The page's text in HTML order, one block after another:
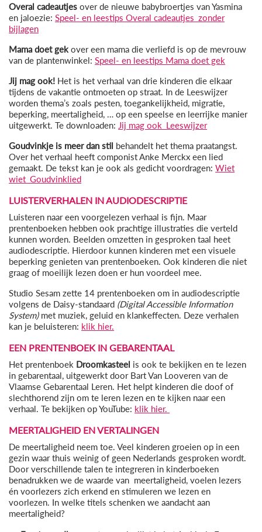
Overal cadeautjes over de nieuwe babybroertjes van Yasmina
en jaloezie: Speel- en leestips Overal cadeautjes_zonder
bijlagen
Mama doet gek over een mama die verliefd is op de mevrouw
van de plantenwinkel: Speel- en leestips Mama doet gek
Jij mag ook! Het is het verhaal van drie kinderen die elkaar
tijdens de vakantie ontmoeten op straat. In de Leeswijzer
worden thema’s zoals pesten, toegankelijkheid, migratie,
beperking, meertaligheid, … op een speelse en leerrijke manier
uitgewerkt. Te downloaden: Jij mag ook_Leeswijzer
Goudvinkje is meer dan stil behandelt het thema praatangst.
Over het verhaal heeft componist Anke Merckx een lied
gemaakt. De tekst kan je ook als gedicht voordragen:Wiet
wiet_Goudvinklied
LUISTERVERHALEN IN AUDIODESCRIPTIE
Luisteren naar een voorgelezen verhaal is fijn. Maar
prentenboeken hebben ook prachtige illustraties die verteld
kunnen worden. Beelden omzetten in gesproken taal heet
audiodescriptie. Hierdoor kunnen kinderen met een visuele
beperking genieten van prentenboeken. Ook kinderen die niet
graag of moeilijk lezen doen er hun voordeel mee.
Studio Sesam zette 14 prentenboeken om in audiodescriptie
volgens de Daisy-standaard (Digital Accessible Information
System)met muziek, geluid en klankeffecten. Deze verhalen
kan je beluisteren: klik hier.
EEN PRENTENBOEK IN GEBARENTAAL
Het prentenboek Droomkasteel is ook te bekijken en te lezen
in gebarentaal, uitgewerkt door Bart Van Looveren van de
Vlaamse Gebarentaal Leren. Het helpt kinderen die doof of
slechthorend zijn om te leren lezen en te kijken naar een
verhaal. Te bekijken op YouTube: klik hier.
MEERTALIGHEID EN VERTALINGEN
De meertaligheid neem toe. Veel kinderen groeien op in een
gezin waar thuis weinig of geen Nederlands gesproken wordt.
Door verschillende talen te integreren in kinderboeken
benadrukken we de waarde van meertaligheid, voelen lezers
én voorlezers zich erkend en stimuleren we lezen en
voorlezen. In welke titels schenken we aandacht aan
meertaligheid?